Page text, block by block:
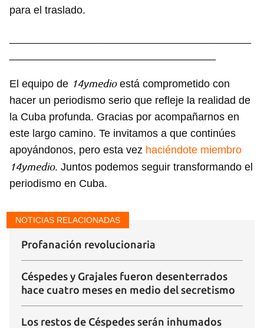
INICIAR SESIÓN
para el traslado.
El equipo de 14ymedioestá comprometido con
hacer un periodismo serio que refleje la realidad de
la Cuba profunda. Gracias por acompañarnos en
este largo camino. Te invitamos a que continúes
apoyándonos, pero esta vez haciéndote miembro
14ymedio. Juntos podemos seguir transformando el
periodismo en Cuba.
NOTICIAS RELACIONADAS
Profanación revolucionaria
Céspedes y Grajales fueron desenterrados
hace cuatro meses en medio del secretismo
Los restos de Céspedes serán inhumados